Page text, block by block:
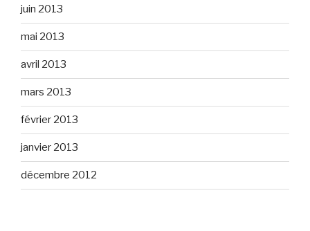
juin 2013
mai 2013
avril 2013
mars 2013
février 2013
janvier 2013
décembre 2012